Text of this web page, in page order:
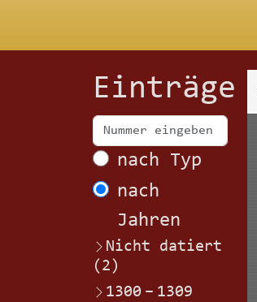
Einträge
nach Typ
nach
Jahren
Nicht datiert
(2)
1300 – 1309